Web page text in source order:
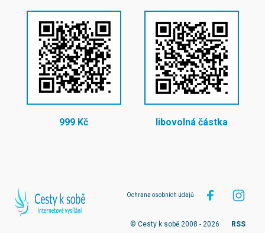
999 Kč libovolná částka
Ochrana osobních údajů
© Cesty k sobě 2008 - 2026 RSS